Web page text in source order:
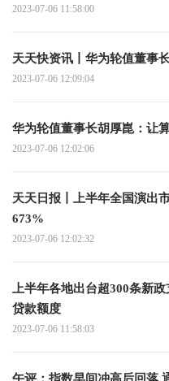
2023-07-06 11:58:00
天天快资讯丨华为轮值董事
2023-07-06 12:09:04
华为轮值董事长胡厚崑：让
2023-07-06 12:02:06
天天日报丨上半年全国演出
673%
2023-07-06 12:02:32
上半年各地出台超300条新
贷款额度
2023-07-06 11:58:03